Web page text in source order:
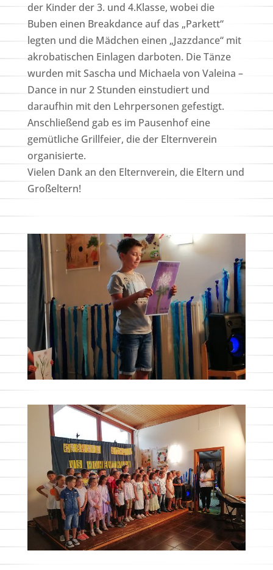
der Kinder der 3. und 4.Klasse, wobei die
Buben einen Breakdance auf das „Parkett“
legten und die Mädchen einen „Jazzdance“ mit
akrobatischen Einlagen darboten. Die Tänze
wurden mit Sascha und Michaela von Valeina –
Dance in nur 2 Stunden einstudiert und
daraufhin mit den Lehrpersonen gefestigt.
Anschließend gab es im Pausenhof eine
gemütliche Grillfeier, die der Elternverein
organisierte.
Vielen Dank an den Elternverein, die Eltern und
Großeltern!